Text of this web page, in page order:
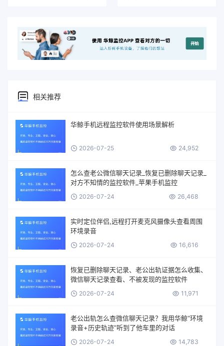
相关推荐
华鲸手机远程监控软件使用场景解析
2026-07-25 24,952
怎么查老公微信聊天记录_恢复已删除聊天记录_
对方不知情的监控软件_苹果手机监控
2026-07-24 26,468
实时定位伴侣,远程打开麦克风摄像头查看周围
环境录音
2026-07-24 16,616
恢复已删除聊天记录、老公出轨证据怎么收集、
微信聊天记录查看、不被发现的监控软件
2026-07-24 11,971
老公出轨怎么查微信聊天记录？我用华鲸“环境
录音+历史轨迹”听到了他车里的对话
2026-07-24 14,783